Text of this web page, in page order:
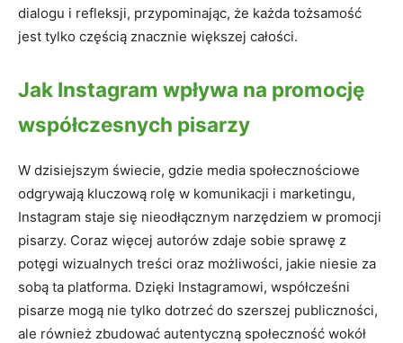
dialogu i refleksji, przypominając, że każda tożsamość
jest tylko częścią znacznie większej całości.
Jak Instagram wpływa na promocję
współczesnych pisarzy
W dzisiejszym świecie, gdzie media społecznościowe
odgrywają kluczową rolę w komunikacji i marketingu,
Instagram staje się nieodłącznym narzędziem w promocji
pisarzy. Coraz więcej autorów zdaje sobie sprawę z
potęgi wizualnych treści oraz możliwości, jakie niesie za
sobą ta platforma. Dzięki Instagramowi, współcześni
pisarze mogą nie tylko dotrzeć do szerszej publiczności,
ale również zbudować autentyczną społeczność wokół